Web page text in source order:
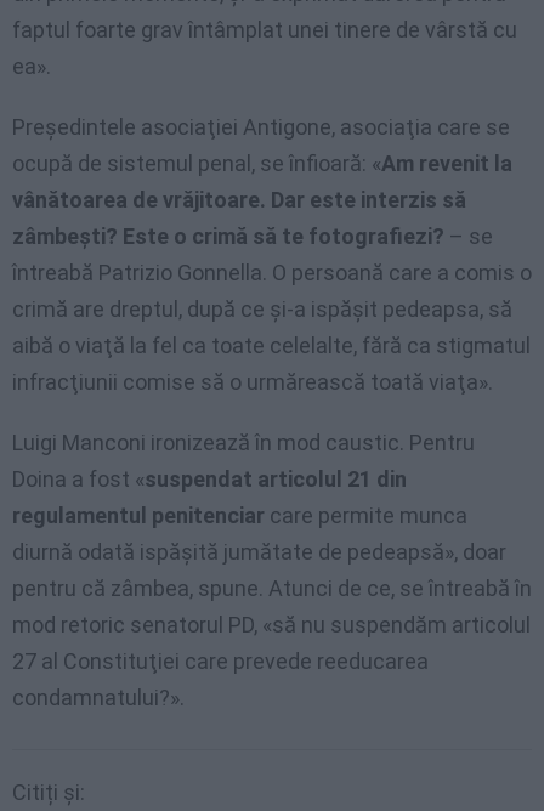
faptul foarte grav întâmplat unei tinere de vârstă cu
ea».
Preşedintele asociaţiei Antigone, asociaţia care se
ocupă de sistemul penal, se înfioară: «Am revenit la
vânătoarea de vrăjitoare. Dar este interzis să
zâmbeşti? Este o crimă să te fotografiezi? – se
întreabă Patrizio Gonnella. O persoană care a comis o
crimă are dreptul, după ce şi-a ispăşit pedeapsa, să
aibă o viaţă la fel ca toate celelalte, fără ca stigmatul
infracţiunii comise să o urmărească toată viaţa».
Luigi Manconi ironizează în mod caustic. Pentru
Doina a fost «suspendat articolul 21 din
regulamentul penitenciar care permite munca
diurnă odată ispăşită jumătate de pedeapsă», doar
pentru că zâmbea, spune. Atunci de ce, se întreabă în
mod retoric senatorul PD, «să nu suspendăm articolul
27 al Constituţiei care prevede reeducarea
condamnatului?».
Citiți și: